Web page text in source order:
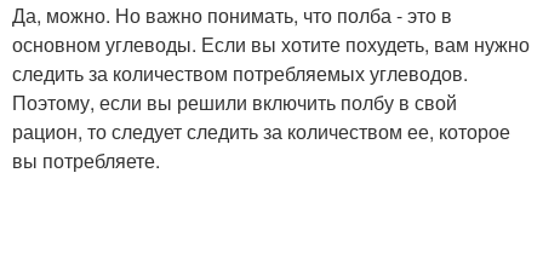
Да, можно. Но важно понимать, что полба - это в
основном углеводы. Если вы хотите похудеть, вам нужно
следить за количеством потребляемых углеводов.
Поэтому, если вы решили включить полбу в свой
рацион, то следует следить за количеством ее, которое
вы потребляете.